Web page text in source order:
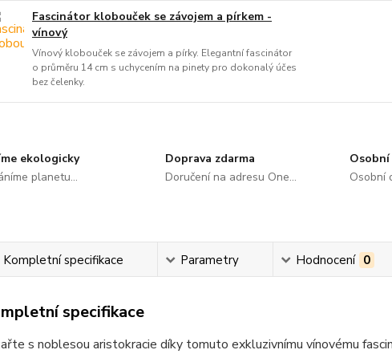
Fascinátor klobouček se závojem a pírkem -
vínový
Vínový klobouček se závojem a pírky. Elegantní fascinátor
o průměru 14 cm s uchycením na pinety pro dokonalý účes
bez čelenky.
ekologicky
planetu...
Doprava zdarma
Doručení na adresu One...
Osobní
Kompletní specifikace Parametry Hodnocení 0
specifikace
s noblesou aristokracie díky tomuto exkluzivnímu vínovému